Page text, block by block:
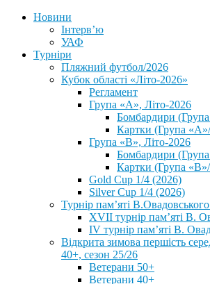
Новини
Інтерв’ю
УАФ
Турніри
Пляжний футбол/2026
Кубок області «Літо-2026»
Регламент
Група «А», Літо-2026
Бомбардири
Картки (Група
Група «В», Літо-2026
Бомбардири
Картки (Група
Gold Cup 1/4 (2026)
Silver Cup 1/4 (2026)
Турнір пам’яті
XVII турнір пам’яті В.
IV турнір пам’яті В.
Відкрита зимова першість
40+, сезон 25/26
Ветерани 50+
Ветерани 40+